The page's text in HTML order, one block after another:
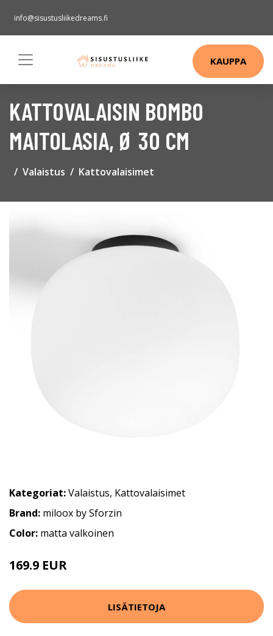
info@sisustusliikedreams.fi
KAUPPA
KATTOVALAISIN BOMBO
MAITOLASIA, Ø 30 CM
Valaistus Kattovalaisimet
Kategoriat:Valaistus, Kattovalaisimet
Brand: miloox by Sforzin
Color: matta valkoinen
169.9 EUR
LISÄTIETOJA